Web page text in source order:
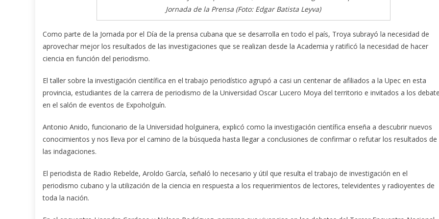
Jornada de la Prensa (Foto: Edgar Batista Leyva)
Como parte de la Jornada por el Día de la prensa cubana que se desarrolla en todo el país, Troya subrayó la necesidad de
aprovechar mejor los resultados de las investigaciones que se realizan desde la Academia y ratificó la necesidad de hacer
ciencia en función del periodismo.
El taller sobre la investigación científica en el trabajo periodístico agrupó a casi un centenar de afiliados a la Upec en esta
provincia, estudiantes de la carrera de periodismo de la Universidad Oscar Lucero Moya del territorio e invitados a los
en el salón de eventos de Expoholguín.
Antonio Anido, funcionario de la Universidad holguinera, explicó como la investigación científica enseña a descubrir nuevos
conocimientos y nos lleva por el camino de la búsqueda hasta llegar a conclusiones de confirmar o refutar los resultados de
las indagaciones.
El periodista de Radio Rebelde, Aroldo García, señaló lo necesario y útil que resulta el trabajo de investigación en el
periodismo cubano y la utilización de la ciencia en respuesta a los requerimientos de lectores, televidentes y radioyentes de
toda la nación.